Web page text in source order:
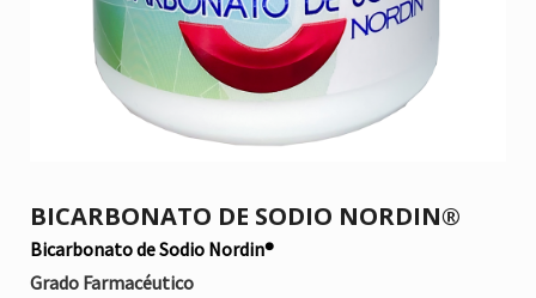
BICARBONATO DE SODIO NORDIN®
Bicarbonato de Sodio Nordin®
Grado Farmacéutico